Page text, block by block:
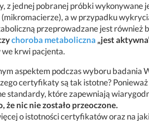
z jednej pobranej próbki wykonywane
(mikromacierze), a w przypadku
przeprowadzane jest również
choroba metaboliczna „jest
krwi pacjenta.
aspektem podczas wyboru badania
certyfikaty są tak istotne?
standardy, które zapewniają
że nic nie zostało przeoczone.
o istotności certyfikatów oraz na